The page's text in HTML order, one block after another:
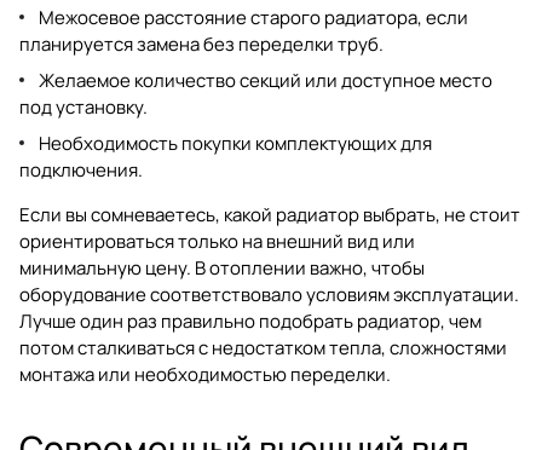
Межосевое расстояние старого радиатора, если
планируется замена без переделки труб.
Желаемое количество секций или доступное место
под установку.
Необходимость покупки комплектующих для
подключения.
Если вы сомневаетесь, какой радиатор выбрать, не стоит
ориентироваться только на внешний вид или
минимальную цену. В отоплении важно, чтобы
оборудование соответствовало условиям эксплуатации.
Лучше один раз правильно подобрать радиатор, чем
потом сталкиваться с недостатком тепла, сложностями
монтажа или необходимостью переделки.